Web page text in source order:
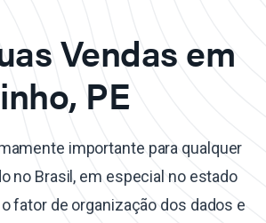
Vendas em
PE
importante para qualquer
no Brasil, em especial no estado
fator de organização dos dados e